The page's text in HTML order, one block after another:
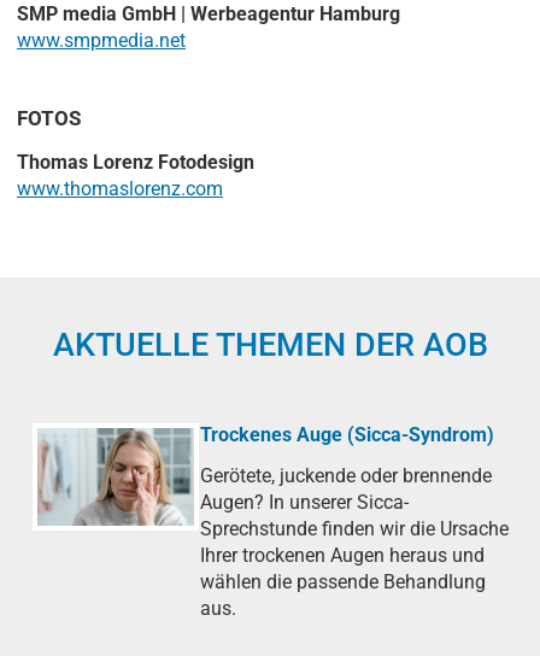
SMP media GmbH | Werbeagentur Hamburg
www.smpmedia.net
FOTOS
Thomas Lorenz Fotodesign
www.thomaslorenz.com
AKTUELLE THEMEN DER AOB
Trockenes Auge (Sicca-Syndrom)
Gerötete, juckende oder brennende
Augen? In unserer Sicca-
Sprechstunde finden wir die Ursache
Ihrer trockenen Augen heraus und
wählen die passende Behandlung
aus.